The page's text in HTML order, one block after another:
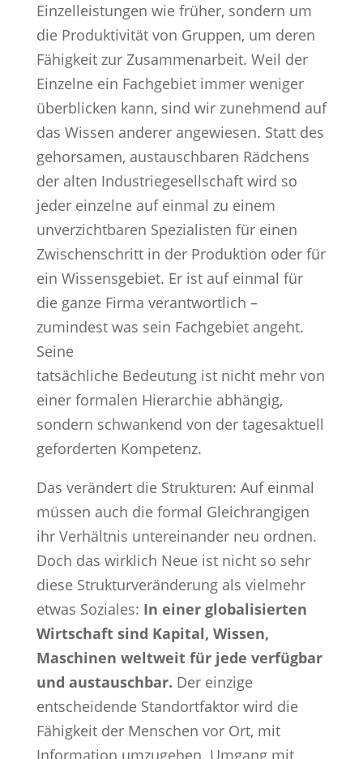
Einzelleistungen wie früher, sondern um
die Produktivität von Gruppen, um deren
Fähigkeit zur Zusammenarbeit. Weil der
Einzelne ein Fachgebiet immer weniger
überblicken kann, sind wir zunehmend auf
das Wissen anderer angewiesen. Statt des
gehorsamen, austauschbaren Rädchens
der alten Industriegesellschaft wird so
jeder einzelne auf einmal zu einem
unverzichtbaren Spezialisten für einen
Zwischenschritt in der Produktion oder für
ein Wissensgebiet. Er ist auf einmal für
die ganze Firma verantwortlich –
zumindest was sein Fachgebiet angeht.
Seine
tatsächliche Bedeutung ist nicht mehr von
einer formalen Hierarchie abhängig,
sondern schwankend von der tagesaktuell
geforderten Kompetenz.
Das verändert die Strukturen: Auf einmal
müssen auch die formal Gleichrangigen
ihr Verhältnis untereinander neu ordnen.
Doch das wirklich Neue ist nicht so sehr
diese Strukturveränderung als vielmehr
etwas Soziales: In einer globalisierten
Wirtschaft sind Kapital, Wissen,
Maschinen weltweit für jede verfügbar
und austauschbar. Der einzige
entscheidende Standortfaktor wird die
Fähigkeit der Menschen vor Ort, mit
Information umzugehen. Umgang mit